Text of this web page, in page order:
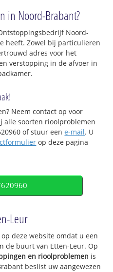
in Noord-Brabant?
Noord-
heeft. Zowel bij particulieren
adres voor het
verstopping in de afvoer in
Neem contact op voor
alle soorten rioolproblemen
of stuur eene-mail. U
op deze pagina
Leur
deze website omdat u een
de buurt van Etten-Leur. Op
en rioolproblemen is
beslist uw aangewezen